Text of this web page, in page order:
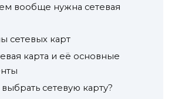
вообще нужна сетевая
сетевых карт
карта и её основные
выбрать сетевую карту?